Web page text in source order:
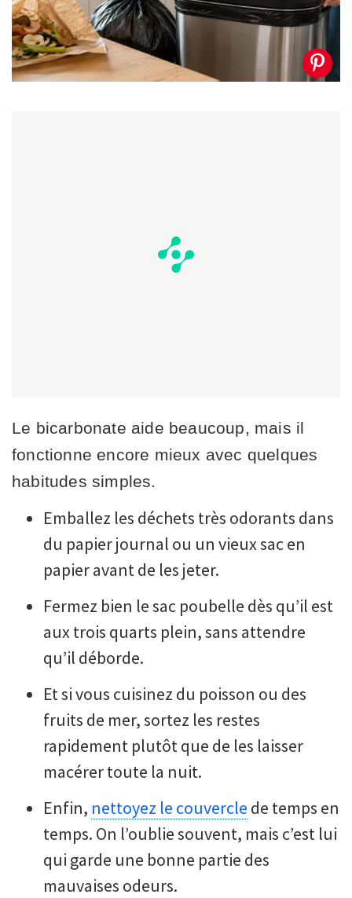
Le bicarbonate aide beaucoup, mais il
fonctionne encore mieux avec quelques
habitudes simples.
Emballez les déchets très odorants dans
du papier journal ou un vieux sac en
papier avant de les jeter.
Fermez bien le sac poubelle dès qu’il est
aux trois quarts plein, sans attendre
qu’il déborde.
Et si vous cuisinez du poisson ou des
fruits de mer, sortez les restes
rapidement plutôt que de les laisser
macérer toute la nuit.
Enfin, nettoyez le couvercle de temps en
temps. On l’oublie souvent, mais c’est lui
qui garde une bonne partie des
mauvaises odeurs.